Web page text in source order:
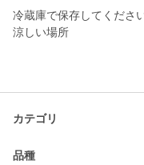
冷蔵庫で保存してくださ
涼しい場所
カテゴリ
品種